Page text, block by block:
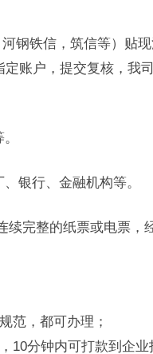
钢铁信，筑信等）贴
账户，提交复核，我
银行、金融机构等。
续完整的纸票或电票，
范，都可办理；
10分钟内可打款到企